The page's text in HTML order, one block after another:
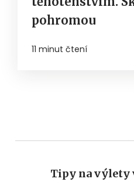
pohromou
11 minut čtení
Tipy na výlety